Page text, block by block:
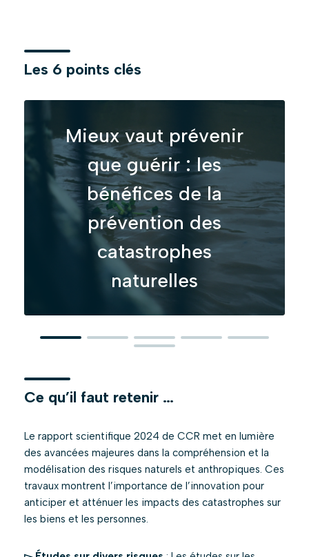
Les 6 points clés
Mieux vaut prévenir
que guérir : les
bénéfices de la
prévention des
catastrophes
naturelles
Ce qu’il faut retenir …
Le rapport scientifique 2024 de CCR met en lumière
des avancées majeures dans la compréhension et la
modélisation des risques naturels et anthropiques. Ces
travaux montrent l’importance de l’innovation pour
anticiper et atténuer les impacts des catastrophes sur
les biens et les personnes.